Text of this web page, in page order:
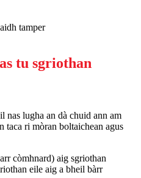
tamper
tu sgriothan
nas lugha an dà chuid ann am
taca ri mòran boltaichean agus
còmhnard) aig sgriothan
eile aig a bheil bàrr